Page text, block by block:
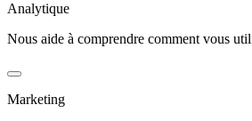
Analytique
Nous aide à comprendre comment vous
Marketing